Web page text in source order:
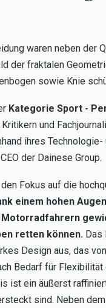
waren neben der
der fraktalen
sowie Knie
Kategorie Sport -
und
ihres
der Dainese Group.
Fokus auf die
einem hohen
retten können.
Design aus, das
Bedarf für
ist ein äußerst
sind. Neben